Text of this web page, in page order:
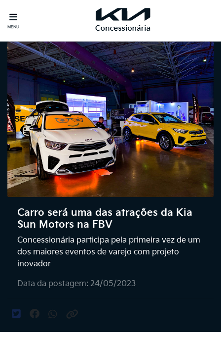
MENU
Carro será uma das atrações da Kia
Sun Motors na FBV
Concessionária participa pela primeira vez de um
dos maiores eventos de varejo com projeto
inovador
Data da postagem: 24/05/2023